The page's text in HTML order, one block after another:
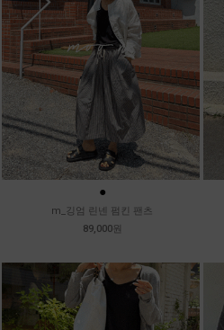
●
m_깅엄 린넨 펌킨 팬츠
89,000원